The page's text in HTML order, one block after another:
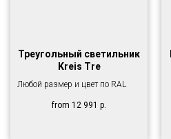
Треугольный светильник
Kreis Tre
Любой размер и цвет по RAL
from 12 991 р.